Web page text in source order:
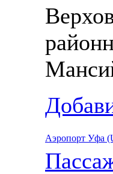
Аэропорт Уфа